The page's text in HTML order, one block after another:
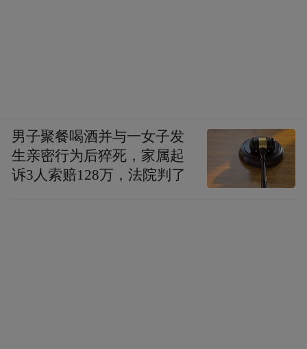
男子聚餐喝酒并与一女子发
生亲密行为后猝死，家属起
诉3人索赔128万，法院判了